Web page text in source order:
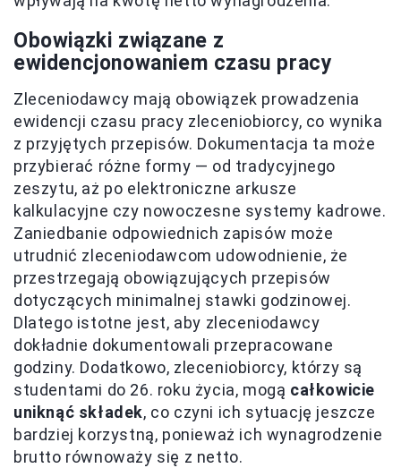
Obowiązki związane z
ewidencjonowaniem czasu pracy
Zleceniodawcy mają obowiązek prowadzenia
ewidencji czasu pracy zleceniobiorcy, co wynika
z przyjętych przepisów. Dokumentacja ta może
przybierać różne formy — od tradycyjnego
zeszytu, aż po elektroniczne arkusze
kalkulacyjne czy nowoczesne systemy kadrowe.
Zaniedbanie odpowiednich zapisów może
utrudnić zleceniodawcom udowodnienie, że
przestrzegają obowiązujących przepisów
dotyczących minimalnej stawki godzinowej.
Dlatego istotne jest, aby zleceniodawcy
dokładnie dokumentowali przepracowane
godziny. Dodatkowo, zleceniobiorcy, którzy są
studentami do 26. roku życia, mogą całkowicie
uniknąć składek, co czyni ich sytuację jeszcze
bardziej korzystną, ponieważ ich wynagrodzenie
brutto równoważy się z netto.